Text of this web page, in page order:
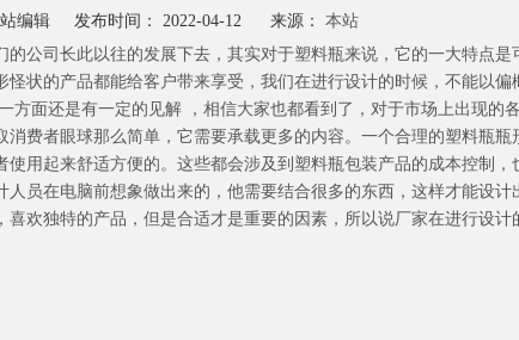
PE直圆形系列保健品塑料瓶
PE方形系列保健品塑料瓶
PE其他形状塑料瓶
编辑 发布时间： 2022-04-12 来源： 本站
公司长此以往的发展下去，其实对于塑料瓶来说，它的一大特点
状的产品都能给客户带来享受，我们在进行设计的时候，不能以
还是有一定的见解 ，相信大家也都看到了，对于市场上出现的
费者眼球那么简单，它需要承载更多的内容。一个合理的塑料瓶
用起来舒适方便的。这些都会涉及到塑料瓶包装产品的成本控制
人员在电脑前想象做出来的，他需要结合很多的东西，这样才能
欢独特的产品，但是合适才是重要的因素，所以说厂家在进行设